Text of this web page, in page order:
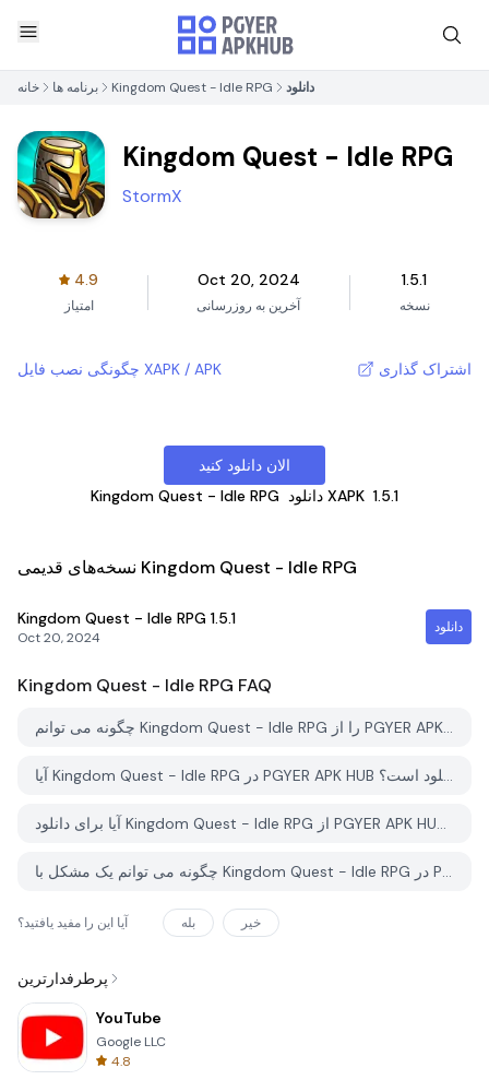
خانه برنامه ها Kingdom Quest - Idle RPG دانلود
Kingdom Quest - Idle RPG
StormX
4.9
امتیاز
Oct 20, 2024
آخرین به روزرسانی
1.5.1
نسخه
چگونگی نصب فایل XAPK / APK اشتراک گذاری
الان دانلود کنید
Kingdom Quest - Idle RPG
دانلود XAPK 1.5.1
نسخه‌های قدیمی Kingdom Quest - Idle RPG
Kingdom Quest - Idle RPG 1.5.1
Oct 20, 2024
دانلود
Kingdom Quest - Idle RPG FAQ
چگونه می توانم Kingdom Quest - Idle RPG را از PGYER APK HUB دانلود کنم؟
آیا Kingdom Quest - Idle RPG در PGYER APK HUB رایگان برای دانلود است؟
آیا برای دانلود Kingdom Quest - Idle RPG از PGYER APK HUB نیاز به حساب کاربری دارم؟
چگونه می توانم یک مشکل با Kingdom Quest - Idle RPG در PGYER APK HUB گزارش دهم؟
آیا این را مفید یافتید؟ بله خیر
پرطرفدارترین
YouTube
Google LLC
4.8